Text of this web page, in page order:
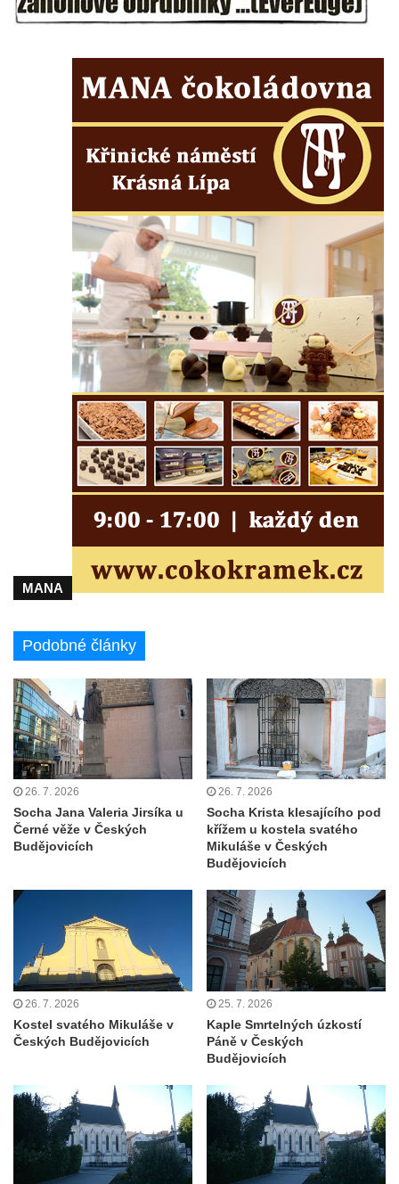
Skalní kaple Nejsvětější Trojice u Česká
Kostel svatého Vendelína v Perštejně
Kostel Nejsvětější Trojice v Klášterci nad
nádraží v Dubé
Hřbitovní kaple ve Velkém Šenově
Kaple svaté Apolónie v Cítolibech
Kostel svatého Jakuba Většího v Cítolibech
Márnice na hřbitově v Chlumčanech
Kostel svatého Klementa ve Chlumčanech
Kaple svatého Václava ve Vlčí
Kaple svatého Floriána ve Veltěži
Kaple západně od Veltěž u silnice do
Černčic
Kaple Panny Marie Růžencové na návsi v
Konětopech
Výklenková kaple u silnice jižně od Hřivic
Kostel svatého Jakuba ve Hřivicích
Kaple u polní cesty východně od zámku v
Kaple svatého Rocha na zvířecím hřbitově v
Jimlíně
Kaple v zahradě domu čp. 55 v Jimlíně
Kaple svatého Josefa v Jimlíně
Márnice na hřbitově v Opočně u Loun
Kostel Nanebevzetí Panny Marie v Opočně
Kostel svatého archanděla Michaela ve
Všestudech
Kostel svatého Mikuláše ve Velkých
Žernosekách
Kaple svatého Urbana ve Velkých
Žernosekách
Kaple svatého Huberta u hradiště Hrádek u
Kostel Narození Panny Marie v
Libochovanech
Márnice u kostel svatého Jana
Nepomuckého ve Starých Křečanech
MANA
Podobné články
26. 7. 2026
Socha Jana Valeria Jirsíka u
Černé věže v Českých
Budějovicích
26. 7. 2026
Socha Krista klesajícího pod
křížem u kostela svatého
Mikuláše v Českých
Budějovicích
26. 7. 2026
Kostel svatého Mikuláše v
Českých Budějovicích
25. 7. 2026
Kaple Smrtelných úzkostí
Páně v Českých
Budějovicích